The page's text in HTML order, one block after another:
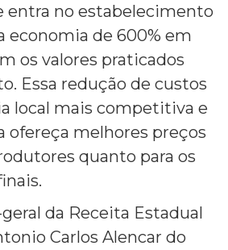
entra no estabelecimento
economia de 600% em
os valores praticados
Essa redução de custos
local mais competitiva e
ofereça melhores preços
quanto para os
da Receita Estadual
Carlos Alencar do